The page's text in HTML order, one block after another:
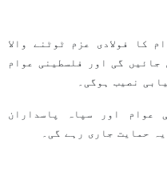
کا فولادی عزم ٹوٹنے والا
جائیں گی اور فلسطینی عوام
نصیب ہوگی۔
عوام اور سپاہ پاسداران
حمایت جاری رہے گی۔